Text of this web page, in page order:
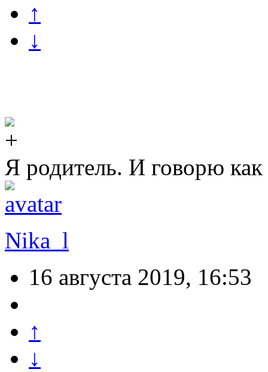
↑
↓
Я родитель. И говорю как
Nika_l
16 августа 2019, 16:53
↑
↓